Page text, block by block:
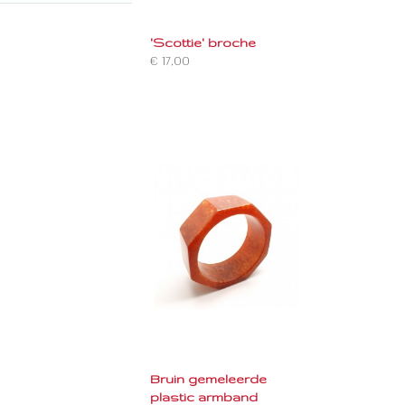
'Scottie' broche
€ 17,00
Bruin gemeleerde
plastic armband